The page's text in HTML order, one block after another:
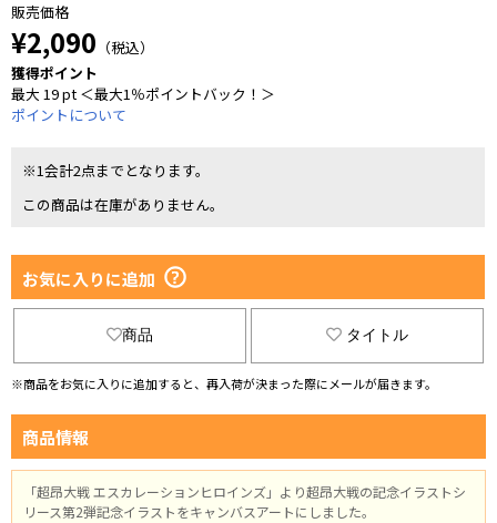
販売価格
¥2,090 （税込）
獲得ポイント
最大 19 pt ＜最大1％ポイントバック！＞
ポイントについて
※1会計2点までとなります。
この商品は在庫がありません。
お気に入りに追加
商品 タイトル
※商品をお気に入りに追加すると、再入荷が決まった際にメールが届きます。
商品情報
「超昂大戦 エスカレーションヒロインズ」より超昂大戦の記念イラストシ
リース第2弾記念イラストをキャンバスアートにしました。